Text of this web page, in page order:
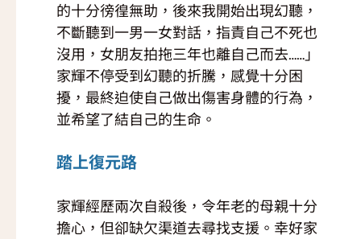
的十分徬徨無助，後來我開始出現幻聽，
不斷聽到一男一女對話，指責自己不死也
沒用，女朋友拍拖三年也離自己而去……」
家輝不停受到幻聽的折騰，感覺十分困
擾，最終迫使自己做出傷害身體的行為，
並希望了結自己的生命。
踏上復元路
家輝經歷兩次自殺後，令年老的母親十分
擔心，但卻缺欠渠道去尋找支援。幸好家